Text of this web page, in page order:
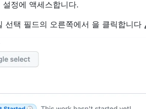
설정에 액세스합니다.
선택 필드의 오른쪽에서 을 클릭합니다